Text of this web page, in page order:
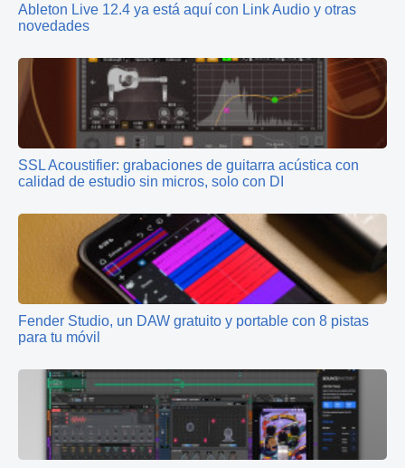
Ableton Live 12.4 ya está aquí con Link Audio y otras
novedades
SSL Acoustifier: grabaciones de guitarra acústica con
calidad de estudio sin micros, solo con DI
Fender Studio, un DAW gratuito y portable con 8 pistas
para tu móvil